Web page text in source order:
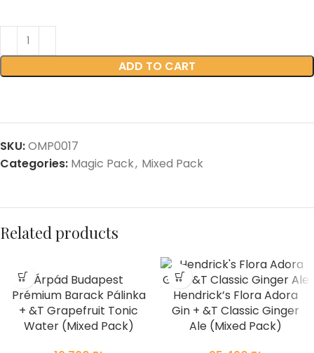
ADD TO CART
SKU:OMP0017
Categories: Magic Pack, Mixed Pack
Related products
Árpád Budapest
Prémium Barack Pálinka
+ &T Grapefruit Tonic
Water (Mixed Pack)
Hendrick’s Flora Adora
Gin + &T Classic Ginger
Ale (Mixed Pack)